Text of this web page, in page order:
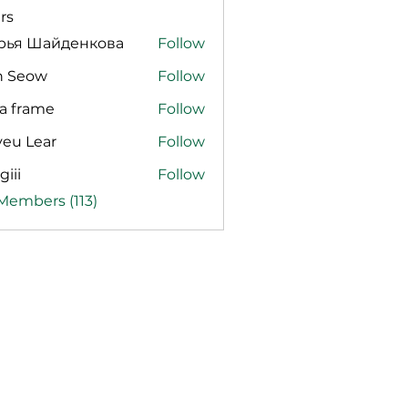
Шайденкова
Follow
Seow
Follow
frame
Follow
Lear
Follow
Follow
(113)